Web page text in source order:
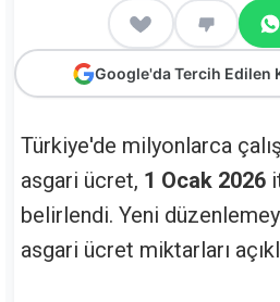
Google'da Tercih Edilen
Türkiye'de milyonlarca
asgari ücret, 1 Ocak 2026
belirlendi. Yeni
asgari ücret miktarları